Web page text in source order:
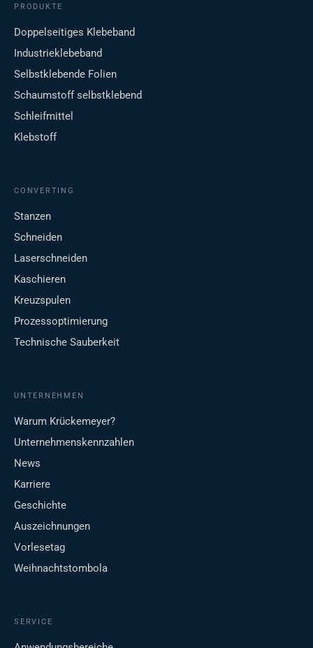
PRODUKTE
Doppelseitiges Klebeband
Industrieklebeband
Selbstklebende Folien
Schaumstoff selbstklebend
Schleifmittel
Klebstoff
CONVERTING
Stanzen
Schneiden
Laserschneiden
Kaschieren
Kreuzspulen
Prozessoptimierung
Technische Sauberkeit
UNTERNEHMEN
Warum Krückemeyer?
Unternehmenskennzahlen
News
Karriere
Geschichte
Auszeichnungen
Vorlesetag
Weihnachtstombola
SERVICE